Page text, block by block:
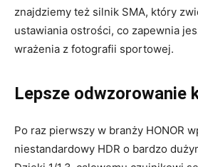
znajdziemy też silnik SMA, który
ustawiania ostrości, co zapewnia
wrażenia z fotografii sportowej.
Lepsze odwzorowanie
Po raz pierwszy w branży HONOR
niestandardowy HDR o bardzo